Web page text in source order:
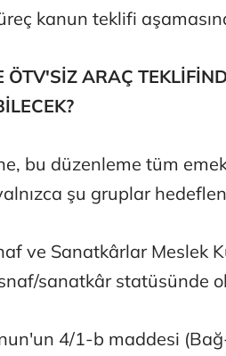
kanun teklifi
ÖTV'SİZ ARAÇ
bu düzenleme tüm
şu gruplar
ve Sanatkârlar Meslek
sanatkâr statüsünde
4/1-b maddesi